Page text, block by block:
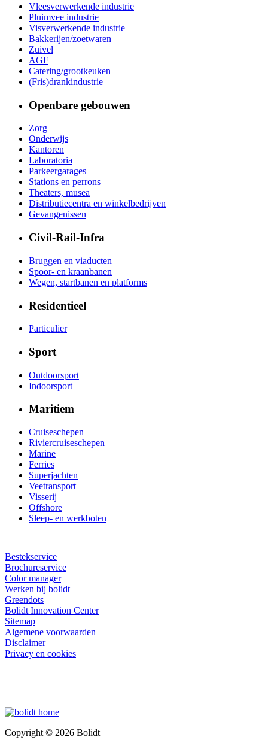
Vleesverwerkende industrie
Pluimvee industrie
Visverwerkende industrie
Bakkerijen/zoetwaren
Zuivel
AGF
Catering/grootkeuken
(Fris)drankindustrie
Openbare gebouwen
Zorg
Onderwijs
Kantoren
Laboratoria
Parkeergarages
Stations en perrons
Theaters, musea
Distributiecentra en winkelbedrijven
Gevangenissen
Civil-Rail-Infra
Bruggen en viaducten
Spoor- en kraanbanen
Wegen, startbanen en platforms
Residentieel
Particulier
Sport
Outdoorsport
Indoorsport
Maritiem
Cruiseschepen
Riviercruiseschepen
Marine
Ferries
Superjachten
Veetransport
Visserij
Offshore
Sleep- en werkboten
Bestekservice
Brochureservice
Color manager
Werken bij bolidt
Greendots
Bolidt Innovation Center
Sitemap
Algemene voorwaarden
Disclaimer
Privacy en cookies
Copyright © 2026 Bolidt